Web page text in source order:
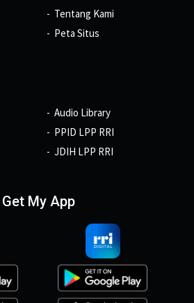
Tentang Kami
Peta Situs
Audio Library
PPID LPP RRI
JDIH LPP RRI
Get My App